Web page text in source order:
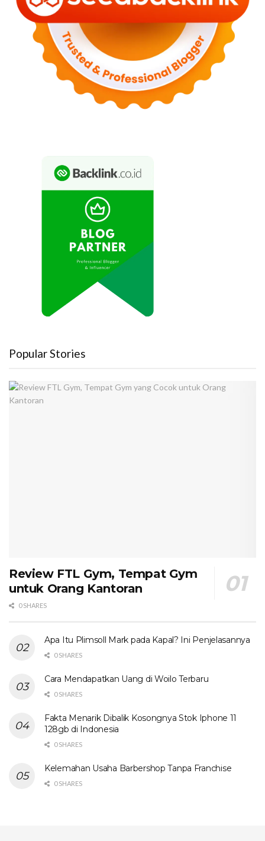
Popular Stories
Review FTL Gym, Tempat Gym
untuk Orang Kantoran
0 SHARES
Apa Itu Plimsoll Mark pada Kapal? Ini Penjelasannya
0 SHARES
Cara Mendapatkan Uang di Woilo Terbaru
0 SHARES
Fakta Menarik Dibalik Kosongnya Stok Iphone 11
128gb di Indonesia
0 SHARES
Kelemahan Usaha Barbershop Tanpa Franchise
0 SHARES